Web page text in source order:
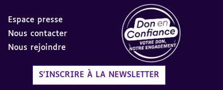
Espace presse
Nous contacter
Nous rejoindre
S'INSCRIRE À LA NEWSLETTER